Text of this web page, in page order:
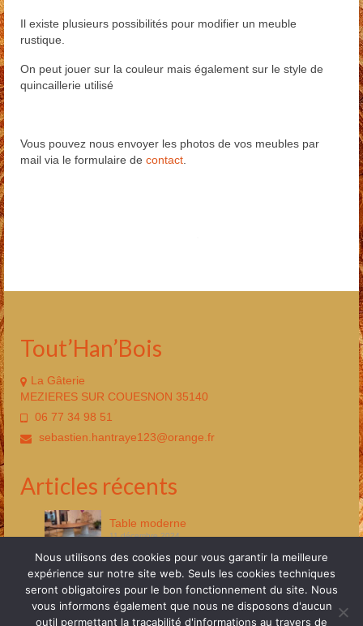
Presse
Il existe plusieurs possibilités pour modifier un meuble
rustique.
On peut jouer sur la couleur mais également sur le style de
quincaillerie utilisé
Vous pouvez nous envoyer les photos de vos meubles par
mail via le formulaire de contact.
Tout’Han’Bois
La Gâterie
MEZIERES SUR COUESNON 35140
06 77 34 98 51
sebastien.hantraye123@orange.fr
Articles récents
Table moderne
11 décembre 2024
Aménagement bibliothèque
Nous utilisons des cookies pour vous garantir la meilleure
expérience sur notre site web. Seuls les cookies techniques
seront obligatoires pour le bon fonctionnement du site. Nous
vous informons également que nous ne disposons d'aucun
outil permettant la traçabilité d'informations au travers de